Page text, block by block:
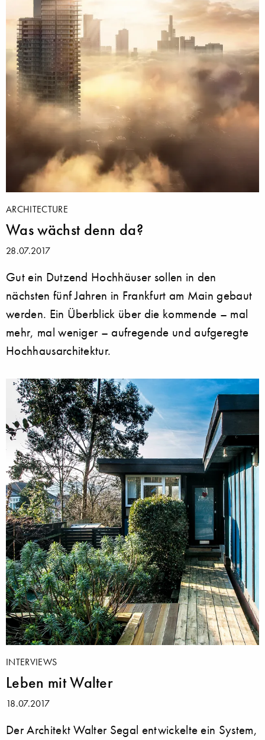
ARCHITECTURE
Was wächst denn da?
28.07.2017
Gut ein Dutzend Hochhäuser sollen in den
nächsten fünf Jahren in Frankfurt am Main gebaut
werden. Ein Überblick über die kommende – mal
mehr, mal weniger – aufregende und aufgeregte
Hochhausarchitektur.
INTERVIEWS
Leben mit Walter
18.07.2017
Der Architekt Walter Segal entwickelte ein System,